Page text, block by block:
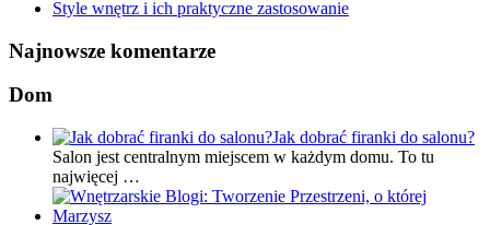
Style wnętrz i ich praktyczne zastosowanie
Najnowsze komentarze
Dom
Jak dobrać firanki do salonu?
Salon jest centralnym miejscem w każdym domu. To tu
najwięcej …